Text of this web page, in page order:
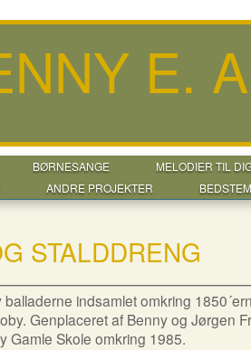
E.
BØRNESANGE
MELODIER TIL
ANDRE PROJEKTER
STALDDRENG
indsamlet omkring
Genplaceret af Benny og Jørgen
Gamle Skole omkring 1985.